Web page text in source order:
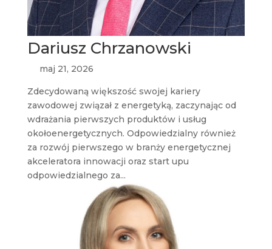
Dariusz Chrzanowski
maj 21, 2026
Zdecydowaną większość swojej kariery
zawodowej związał z energetyką, zaczynając od
wdrażania pierwszych produktów i usług
okołoenergetycznych. Odpowiedzialny również
za rozwój pierwszego w branży energetycznej
akceleratora innowacji oraz start upu
odpowiedzialnego za...